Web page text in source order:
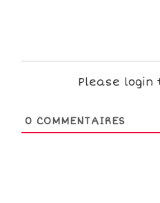
Please login
0 COMMENTAIRES